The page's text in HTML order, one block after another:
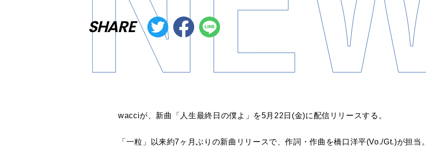
SHARE
wacciが、新曲「人生最終日の僕よ」を5月22日(金)に配信リリースする。
「一粒」以来約7ヶ月ぶりの新曲リリースで、作詞・作曲を橋口洋平(Vo./Gt.)が担当。